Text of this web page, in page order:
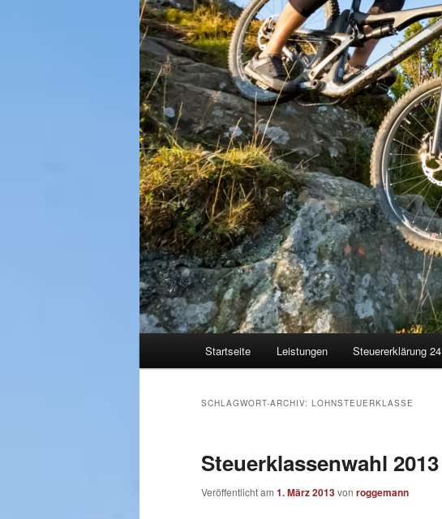
Startseite Leistungen Steuererklärung 24
SCHLAGWORT-ARCHIV: LOHNSTEUERKLASSE
Steuerklassenwahl 2013
Veröffentlicht am 1. März 2013von roggemann